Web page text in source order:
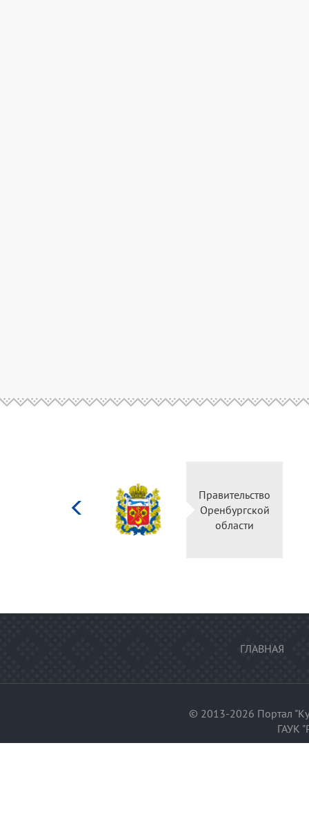
культуры
Российской
Правительство
Оренбургской
области
ГЛАВНАЯ
© 2013-2026 Портал
ГАУК